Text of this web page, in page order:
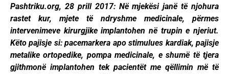
Pashtriku.org, 28 prill 2017: Në mjekësi janë të njohura
rastet kur, mjete të ndryshme medicinale, përmes
intervenimeve kirurgjike implantohen në trupin e njeriut.
Këto pajisje si: pacemarkera apo stimulues kardiak, pajisje
metalike ortopedike, pompa medicinale, e shumë të tjera
gjithmonë implantohen tek pacientët me qëllimin më të